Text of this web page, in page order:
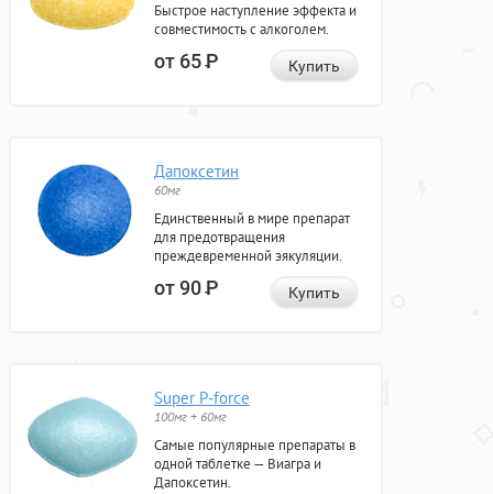
Быстрое наступление эффекта и
совместимость с алкоголем.
от 65Р Купить
Дапоксетин
60мг
Единственный в мире препарат
для предотвращения
преждевременной эякуляции.
от 90Р Купить
Super P-force
100мг + 60мг
Самые популярные препараты в
одной таблетке — Виагра и
Дапоксетин.